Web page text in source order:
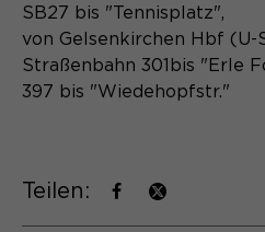
SB27 bis "Tennisplatz",
von Gelsenkirchen Hbf
Straßenbahn 301bis "Erle
397 bis "Wiedehopfstr."
Teilen: